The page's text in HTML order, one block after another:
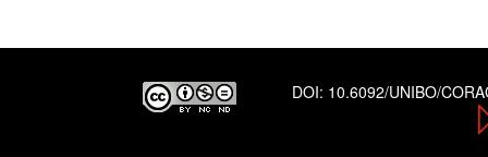
DOI: 10.6092/UNIBO/